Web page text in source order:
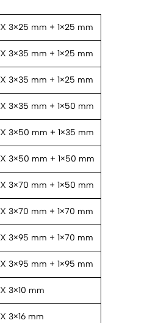
3×25 mm + 1×25 mm
3×35 mm + 1×25 mm
3×35 mm + 1×25 mm
3×35 mm + 1×50 mm
3×50 mm + 1×35 mm
3×50 mm + 1×50 mm
3×70 mm + 1×50 mm
3×70 mm + 1×70 mm
3×95 mm + 1×70 mm
3×95 mm + 1×95 mm
3×10 mm
3×16 mm